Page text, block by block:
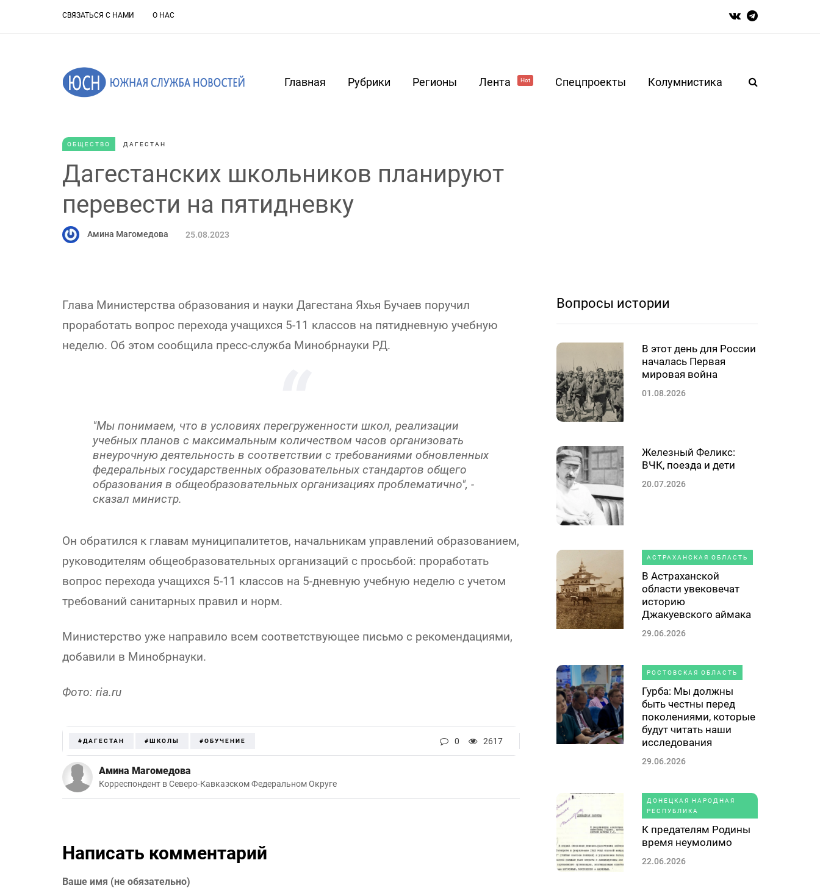
СВЯЗАТЬСЯ С НАМИ О НАС
Главная Рубрики Регионы Лента Hot Спецпроекты Колумнистика
ОБЩЕСТВО ДАГЕСТАН
Дагестанских школьников планируют
перевести на пятидневку
Амина Магомедова 25.08.2023
Глава Министерства образования и науки Дагестана Яхья Бучаев поручил
проработать вопрос перехода учащихся 5-11 классов на пятидневную учебную
неделю. Об этом сообщила пресс-служба Минобрнауки РД.
"Мы понимаем, что в условиях перегруженности школ, реализации
учебных планов с максимальным количеством часов организовать
внеурочную деятельность в соответствии с требованиями обновленных
федеральных государственных образовательных стандартов общего
образования в общеобразовательных организациях проблематично", -
сказал министр.
Он обратился к главам муниципалитетов, начальникам управлений образованием,
руководителям общеобразовательных организаций с просьбой: проработать
вопрос перехода учащихся 5-11 классов на 5-дневную учебную неделю с учетом
требований санитарных правил и норм.
Министерство уже направило всем соответствующее письмо с рекомендациями,
добавили в Минобрнауки.
Фото: ria.ru
#ДАГЕСТАН #ШКОЛЫ #ОБУЧЕНИЕ 0 2617
Амина Магомедова
Корреспондент в Северо-Кавказском Федеральном Округе
Написать комментарий
Ваше имя (не обязательно)
Вопросы истории
В этот день для России
началась Первая
мировая война
01.08.2026
Железный Феликс:
ВЧК, поезда и дети
20.07.2026
АСТРАХАНСКАЯ ОБЛАСТЬ
В Астраханской
области увековечат
историю
Джакуевского аймака
29.06.2026
РОСТОВСКАЯ ОБЛАСТЬ
Гурба: Мы должны
быть честны перед
поколениями, которые
будут читать наши
исследования
29.06.2026
ДОНЕЦКАЯ НАРОДНАЯ
РЕСПУБЛИКА
К предателям Родины
время неумолимо
22.06.2026